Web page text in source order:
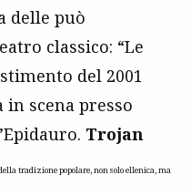
delle può
classico: “Le
del 2001
scena presso
Trojan
tradizione popolare, non solo ellenica, ma